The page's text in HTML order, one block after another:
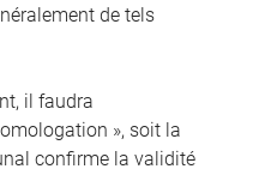
de tels
il faudra
», soit la
confirme la validité